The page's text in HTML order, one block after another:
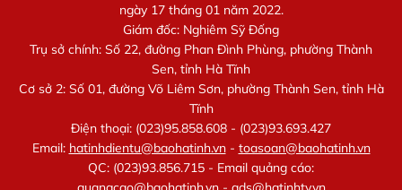
ngày 17 tháng 01 năm 2022.
Giám đốc: Nghiêm Sỹ Đống
Trụ sở chính: Số 22, đường Phan Đình Phùng, phường Thành
Sen, tỉnh Hà Tĩnh
Cơ sở 2: Số 01, đường Võ Liêm Sơn, phường Thành Sen, tỉnh Hà
Tĩnh
Điện thoại: (023)95.858.608 - (023)93.693.427
Email: hatinhdientu@baohatinh.vn- toasoan@baohatinh.vn
QC: (023)93.856.715 - Email quảng cáo: